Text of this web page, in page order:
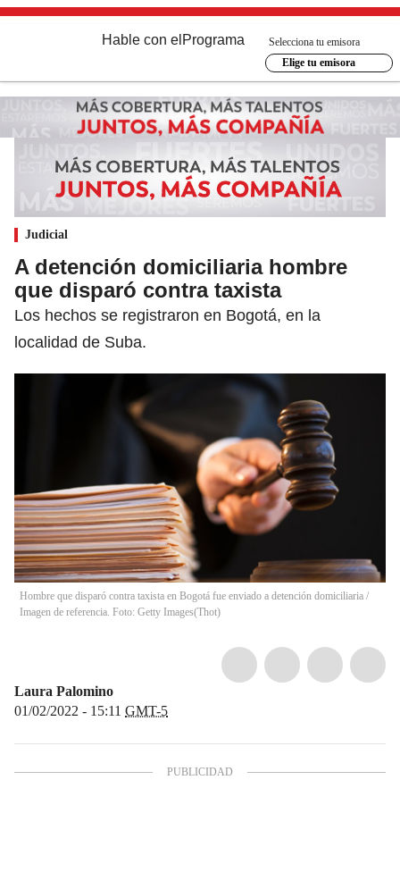
Hable con el Programa
Selecciona tu emisora
Elige tu emisora
Judicial
A detención domiciliaria hombre
que disparó contra taxista
Los hechos se registraron en Bogotá, en la
localidad de Suba.
Hombre que disparó contra taxista en Bogotá fue enviado a detención domiciliaria /
Imagen de referencia. Foto: Getty Images(Thot)
Laura Palomino
01/02/2022 - 15:11 GMT-5